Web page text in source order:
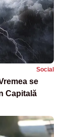
Social
se
Capitală